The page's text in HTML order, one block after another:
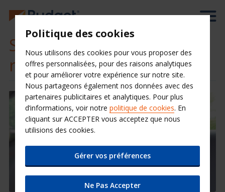
Siège bébé/enfant - Siège
réhausseur
Politique des cookies
Nous utilisons des cookies pour vous proposer des
offres personnalisées, pour des raisons analytiques
et pour améliorer votre expérience sur notre site.
Nous partageons également nos données avec des
partenaires publicitaires et analytiques. Pour plus
d’informations, voir notre politique de cookies. En
cliquant sur ACCEPTER vous acceptez que nous
utilisions des cookies.
Gérer vos préférences
Ne Pas Accepter